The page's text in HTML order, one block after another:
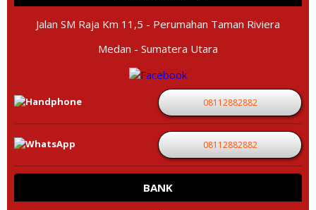
Jalan SM Raja Km 11,5 - Perumahan Taman Riviera
Medan - Sumatera Utara
08112882882
08112882882
BANK